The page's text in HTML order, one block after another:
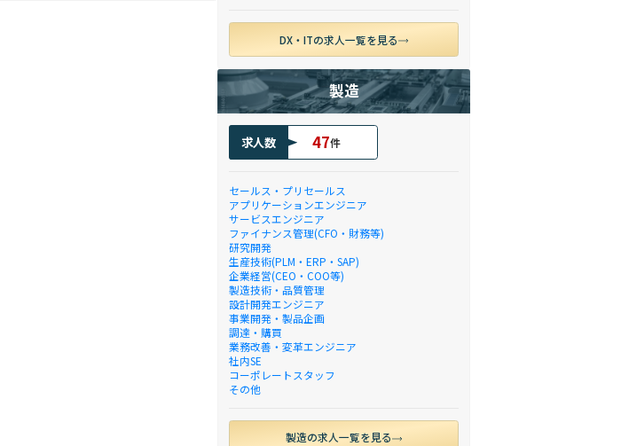
DX・ITの求人一覧を見る
製造
求人数 47件
セールス・プリセールス
アプリケーションエンジニア
サービスエンジニア
ファイナンス管理(CFO・財務等)
研究開発
生産技術(PLM・ERP・SAP)
企業経営(CEO・COO等)
製造技術・品質管理
設計開発エンジニア
事業開発・製品企画
調達・購買
業務改善・変革エンジニア
社内SE
コーポレートスタッフ
その他
製造の求人一覧を見る